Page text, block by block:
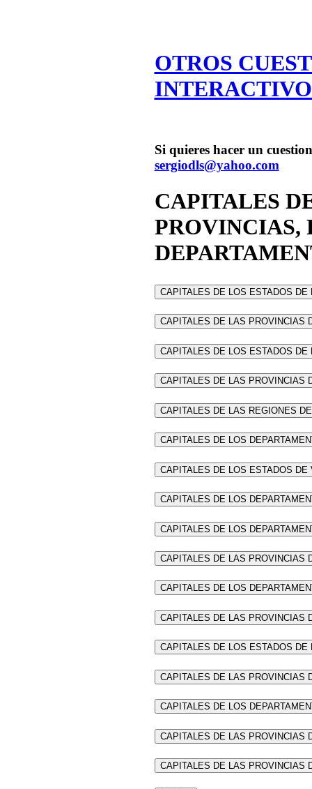
OTROS
Si quieres hacer un
sergiodls@yahoo.com
CAPITALES
PROVINCIAS,
CAPITALES DE LOS ESTADOS DE
CAPITALES DE LAS PROVINCIAS
CAPITALES DE LOS ESTADOS DE
CAPITALES DE LAS PROVINCIAS
CAPITALES DE LAS REGIONES
CAPITALES DE LOS
CAPITALES DE LOS ESTADOS DE
CAPITALES DE LOS
CAPITALES DE LOS
CAPITALES DE LAS PROVINCIAS
CAPITALES DE LOS
CAPITALES DE LAS PROVINCIAS
CAPITALES DE LOS ESTADOS DE
CAPITALES DE LAS PROVINCIAS
CAPITALES DE LOS
CAPITALES DE LAS PROVINCIAS
CAPITALES DE LAS PROVINCIAS